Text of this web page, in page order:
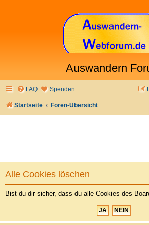
Auswandern
FAQ Spenden
Startseite Foren-Übersicht
Alle Cookies löschen
Bist du dir sicher, dass du alle Cookies des